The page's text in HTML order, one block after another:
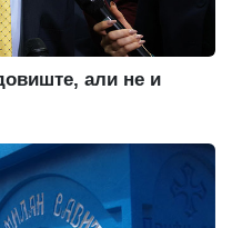
али не и